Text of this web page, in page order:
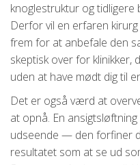
knoglestruktur og tidligere
Derfor vil en erfaren
frem for at anbefale den
skeptisk over for klinikker,
uden at have mødt dig til
Det er også værd at
at opnå. En
udseende — den forfiner
resultatet som at se ud